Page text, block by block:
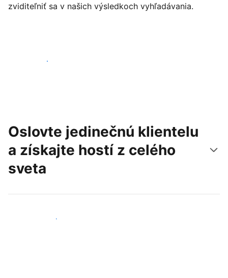
zviditeľniť sa v našich výsledkoch vyhľadávania.
Začať ešte dnes
Oslovte jedinečnú klientelu
a získajte hostí z celého
sveta
Osloviť nových hostí